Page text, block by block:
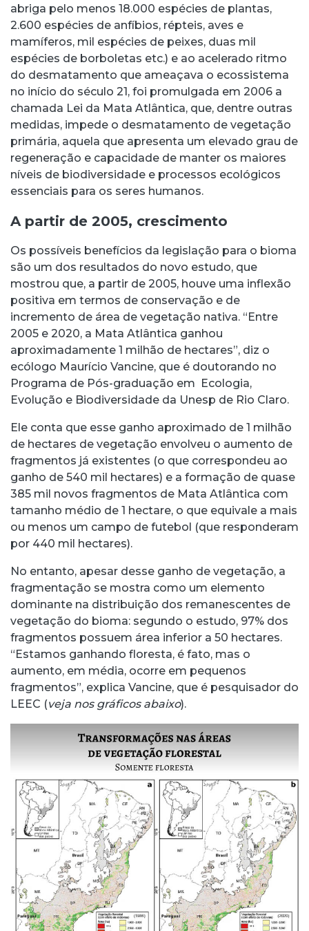
abriga pelo menos 18.000 espécies de plantas,
2.600 espécies de anfíbios, répteis, aves e
mamíferos, mil espécies de peixes, duas mil
espécies de borboletas etc.) e ao acelerado ritmo
do desmatamento que ameaçava o ecossistema
no início do século 21, foi promulgada em 2006 a
chamada Lei da Mata Atlântica, que, dentre outras
medidas, impede o desmatamento de vegetação
primária, aquela que apresenta um elevado grau de
regeneração e capacidade de manter os maiores
níveis de biodiversidade e processos ecológicos
essenciais para os seres humanos.
A partir de 2005, crescimento
Os possíveis benefícios da legislação para o bioma
são um dos resultados do novo estudo, que
mostrou que, a partir de 2005, houve uma inflexão
positiva em termos de conservação e de
incremento de área de vegetação nativa. “Entre
2005 e 2020, a Mata Atlântica ganhou
aproximadamente 1 milhão de hectares”, diz o
ecólogo Maurício Vancine, que é doutorando no
Programa de Pós-graduação em Ecologia,
Evolução e Biodiversidade da Unesp de Rio Claro.
Ele conta que esse ganho aproximado de 1 milhão
de hectares de vegetação envolveu o aumento de
fragmentos já existentes (o que correspondeu ao
ganho de 540 mil hectares) e a formação de quase
385 mil novos fragmentos de Mata Atlântica com
tamanho médio de 1 hectare, o que equivale a mais
ou menos um campo de futebol (que responderam
por 440 mil hectares).
No entanto, apesar desse ganho de vegetação, a
fragmentação se mostra como um elemento
dominante na distribuição dos remanescentes de
vegetação do bioma: segundo o estudo, 97% dos
fragmentos possuem área inferior a 50 hectares.
“Estamos ganhando floresta, é fato, mas o
aumento, em média, ocorre em pequenos
fragmentos”, explica Vancine, que é pesquisador do
LEEC (veja nos gráficos abaixo).